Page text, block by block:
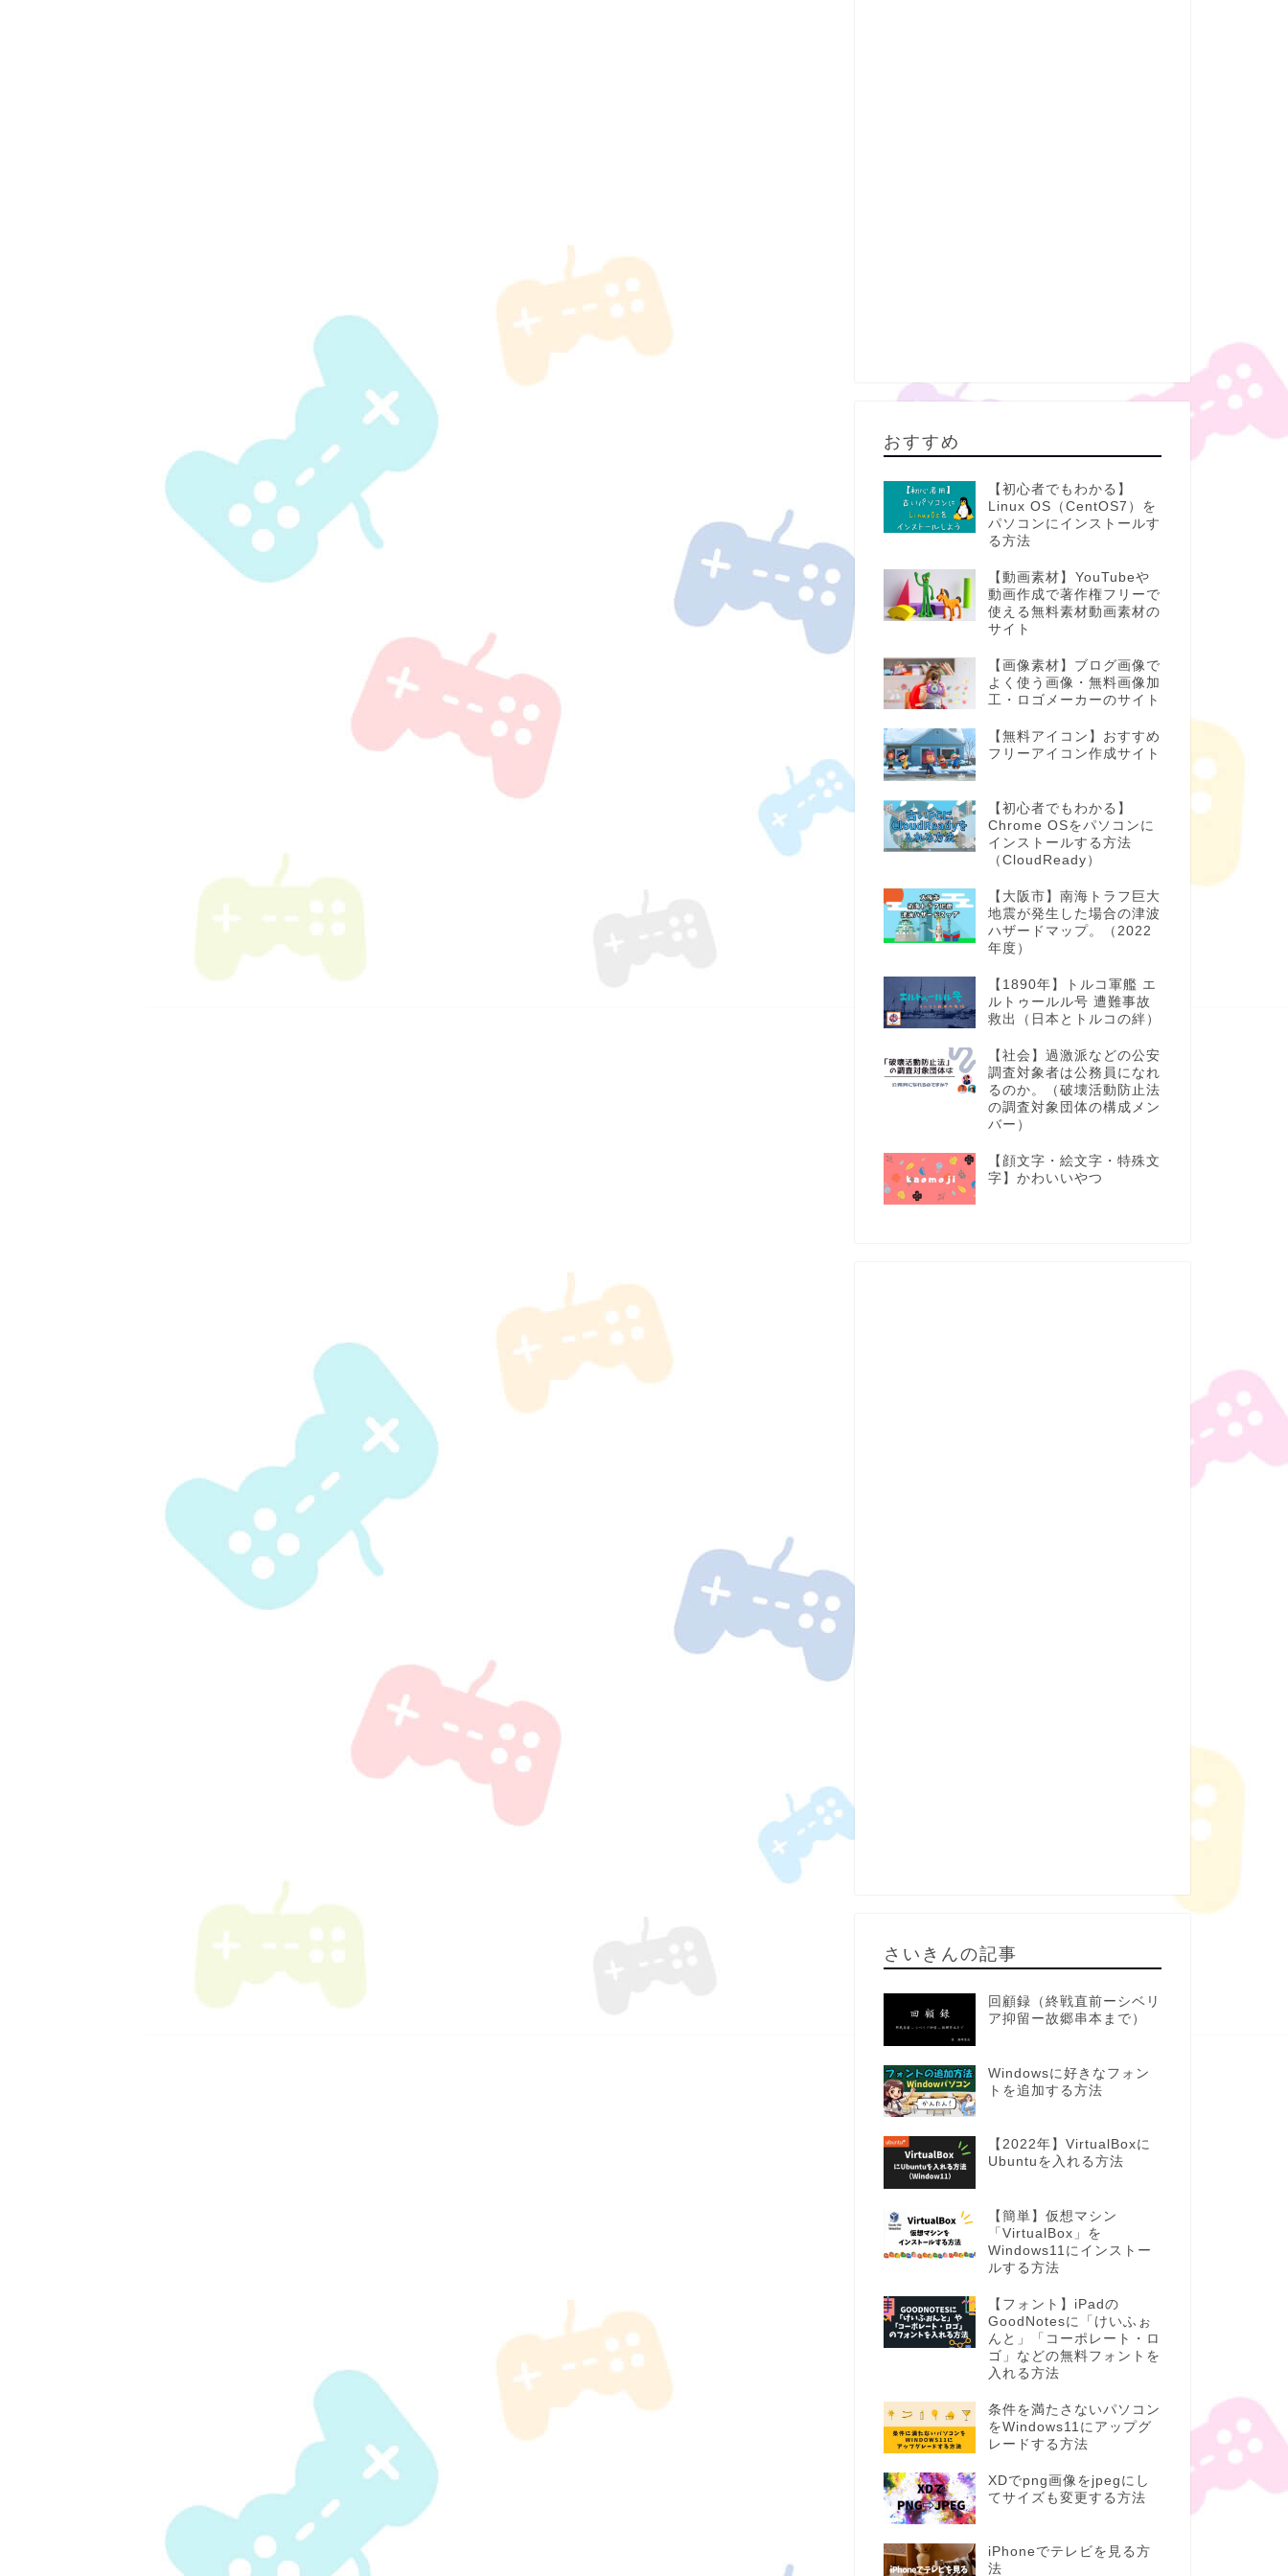
おすすめ
【初心者でもわかる】
Linux OS（CentOS7）を
パソコンにインストールす
る方法
【動画素材】YouTubeや
動画作成で著作権フリーで
使える無料素材動画素材の
サイト
【画像素材】ブログ画像で
よく使う画像・無料画像加
工・ロゴメーカーのサイト
【無料アイコン】おすすめ
フリーアイコン作成サイト
【初心者でもわかる】
Chrome OSをパソコンに
インストールする方法
（CloudReady）
【大阪市】南海トラフ巨大
地震が発生した場合の津波
ハザードマップ。（2022
年度）
【1890年】トルコ軍艦 エ
ルトゥールル号 遭難事故
救出（日本とトルコの絆）
【社会】過激派などの公安
調査対象者は公務員になれ
るのか。（破壊活動防止法
の調査対象団体の構成メン
バー）
【顔文字・絵文字・特殊文
字】かわいいやつ
さいきんの記事
回顧録（終戦直前ーシベリ
ア抑留ー故郷串本まで）
Windowsに好きなフォン
トを追加する方法
【2022年】VirtualBoxに
Ubuntuを入れる方法
【簡単】仮想マシン
「VirtualBox」を
Windows11にインストー
ルする方法
【フォント】iPadの
GoodNotesに「けいふぉ
んと」「コーポレート・ロ
ゴ」などの無料フォントを
入れる方法
条件を満たさないパソコン
をWindows11にアップグ
レードする方法
XDでpng画像をjpegにし
てサイズも変更する方法
iPhoneでテレビを見る方
法